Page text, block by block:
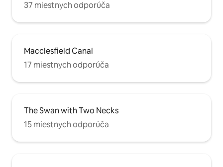
37 miestnych odporúča
Macclesfield Canal
17 miestnych odporúča
The Swan with Two Necks
15 miestnych odporúča